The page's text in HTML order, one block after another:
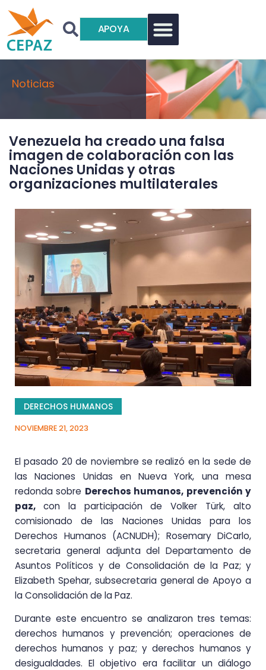
APOYA
Noticias
Venezuela ha creado una falsa
imagen de colaboración con las
Naciones Unidas y otras
organizaciones multilaterales
DERECHOS HUMANOS
NOVIEMBRE 21, 2023
El pasado 20 de noviembre se realizó en la sede de
las Naciones Unidas en Nueva York, una mesa
redonda sobre Derechos humanos, prevención y
paz, con la participación de Volker Türk, alto
comisionado de las Naciones Unidas para los
Derechos Humanos (ACNUDH); Rosemary DiCarlo,
secretaria general adjunta del Departamento de
Asuntos Políticos y de Consolidación de la Paz; y
Elizabeth Spehar, subsecretaria general de Apoyo a
la Consolidación de la Paz.
Durante este encuentro se analizaron tres temas:
derechos humanos y prevención; operaciones de
derechos humanos y paz; y derechos humanos y
desigualdades. El objetivo era facilitar un diálogo